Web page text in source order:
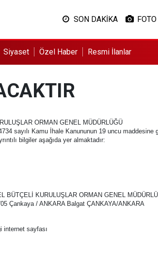
SON DAKİKA
Siyaset Özel Haber Resmi İlanlar
ORMAN GENEL MÜDÜRLÜĞÜ
sayılı Kamu İhale Kanununun 19 uncu
bilgiler aşağıda yer almaktadır:
BÜTÇELİ KURULUŞLAR ORMAN GENEL
Çankaya / ANKARA Balgat ÇANKAYA/ANKARA
internet sayfası